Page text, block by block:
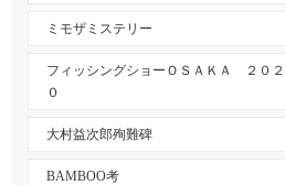
ミモザミステリー
フィッシングショーＯＳＡＫＡ ２０２
０
大村益次郎殉難碑
BAMBOO考